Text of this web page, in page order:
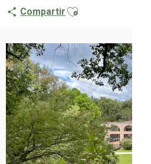
Compartir Ajouter aux favoris